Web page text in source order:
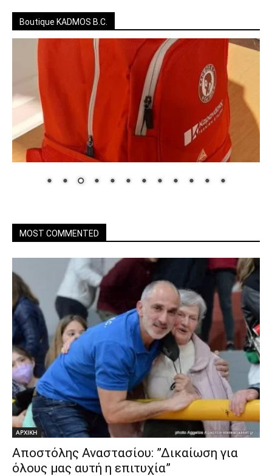
Boutique KADMOS B.C.
MOST COMMENTED
ΑΡΧΙΚΗ
Αποστόλης Αναστασίου: ”Δικαίωση για
όλους μας αυτή η επιτυχία”